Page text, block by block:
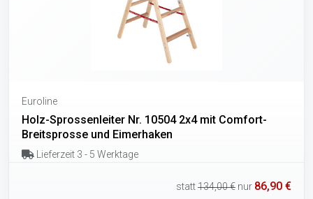
Euroline
Holz-Sprossenleiter Nr. 10504 2x4 mit Comfort-
Breitsprosse und Eimerhaken
Lieferzeit 3 - 5 Werktage
statt134,00 € nur 86,90 €